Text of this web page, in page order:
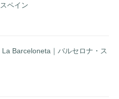
ペイン
Barceloneta｜バルセロナ・ス